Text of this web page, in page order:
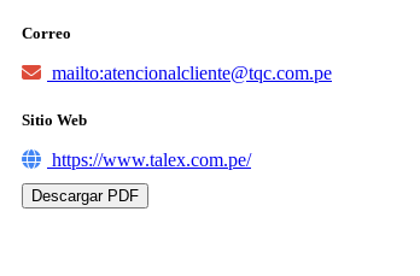
Correo
mailto:atencionalcliente@tqc.com.pe
Sitio Web
https://www.talex.com.pe/
Descargar PDF